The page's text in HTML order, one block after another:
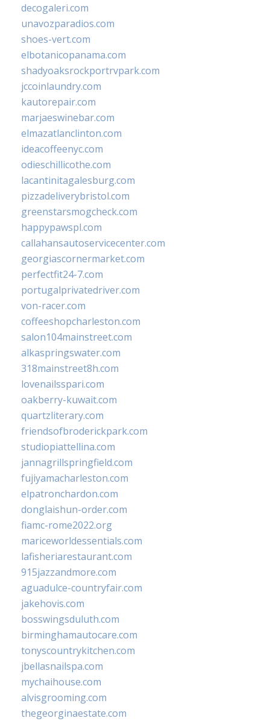
decogaleri.com
unavozparadios.com
shoes-vert.com
elbotanicopanama.com
shadyoaksrockportrvpark.com
jccoinlaundry.com
kautorepair.com
marjaeswinebar.com
elmazatlanclinton.com
ideacoffeenyc.com
odieschillicothe.com
lacantinitagalesburg.com
pizzadeliverybristol.com
greenstarsmogcheck.com
happypawspl.com
callahansautoservicecenter.com
georgiascornermarket.com
perfectfit24-7.com
portugalprivatedriver.com
von-racer.com
coffeeshopcharleston.com
salon104mainstreet.com
alkaspringswater.com
318mainstreet8h.com
lovenailsspari.com
oakberry-kuwait.com
quartzliterary.com
friendsofbroderickpark.com
studiopiattellina.com
jannagrillspringfield.com
fujiyamacharleston.com
elpatronchardon.com
donglaishun-order.com
fiamc-rome2022.org
mariceworldessentials.com
lafisheriarestaurant.com
915jazzandmore.com
aguadulce-countryfair.com
jakehovis.com
bosswingsduluth.com
birminghamautocare.com
tonyscountrykitchen.com
jbellasnailspa.com
mychaihouse.com
alvisgrooming.com
thegeorginaestate.com